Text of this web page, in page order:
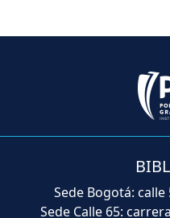
Sede Bogotá: calle
Sede Calle 65: